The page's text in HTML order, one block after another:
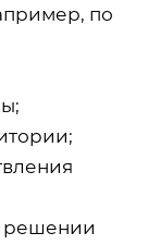
по
решении